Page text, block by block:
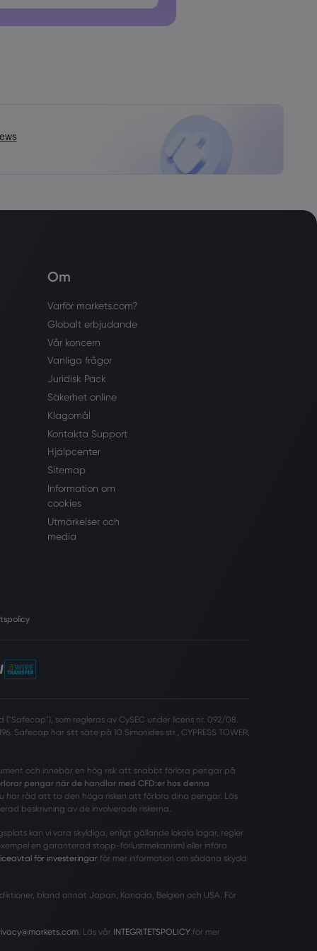
Om
Varför markets.com?
Globalt erbjudande
Vår koncern
Vanliga frågor
Juridisk Pack
Säkerhet online
Klagomål
Kontakta Support
Hjälpcenter
Sitemap
Information om
cookies
Utmärkelser och
media
som regleras av CySEC under licens nr. 092/08.
Safecap har sitt säte på 10 Simonides str., CYPRESS TOWER,
och innebär en hög risk att snabbt förlora pengar på
pengar när de handlar med CFD:er hos denna
har råd att ta den höga risken att förlora dina pengar. Läs
beskrivning av de involverade riskerna.
kan vi vara skyldiga, enligt gällande lokala lagar, regler
en garanterad stopp-förlustmekanism) eller införa
för investeringarför mer information om sådana skydd
bland annat Japan, Kanada, Belgien och USA. För
. Läs vår INTEGRITETSPOLICYför mer